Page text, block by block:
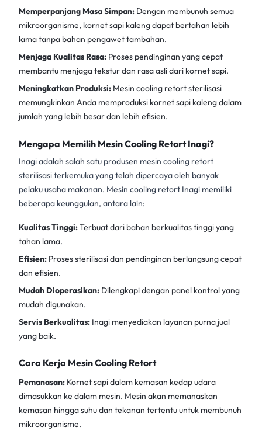
Memperpanjang Masa Simpan: Dengan membunuh semua
mikroorganisme, kornet sapi kaleng dapat bertahan lebih
lama tanpa bahan pengawet tambahan.
Menjaga Kualitas Rasa: Proses pendinginan yang cepat
membantu menjaga tekstur dan rasa asli dari kornet sapi.
Meningkatkan Produksi: Mesin cooling retort sterilisasi
memungkinkan Anda memproduksi kornet sapi kaleng dalam
jumlah yang lebih besar dan lebih efisien.
Mengapa Memilih Mesin Cooling Retort Inagi?
Inagi adalah salah satu produsen mesin cooling retort
sterilisasiterkemuka yang telah dipercaya oleh banyak
pelaku usaha makanan. Mesin cooling retort Inagi memiliki
beberapa keunggulan, antara lain:
Kualitas Tinggi:Terbuat dari bahan berkualitas tinggi yang
tahan lama.
Efisien: Proses sterilisasi dan pendinginan berlangsung cepat
dan efisien.
Mudah Dioperasikan: Dilengkapi dengan panel kontrol yang
mudah digunakan.
Servis Berkualitas: Inagi menyediakan layanan purna jual
yang baik.
Cara Kerja Mesin Cooling Retort
Pemanasan: Kornet sapi dalam kemasan kedap udara
dimasukkan ke dalam mesin. Mesin akan memanaskan
kemasan hingga suhu dan tekanan tertentu untuk membunuh
mikroorganisme.